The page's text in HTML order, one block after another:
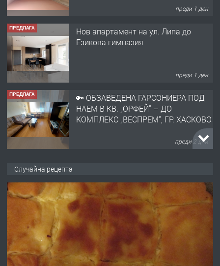
преди 1 ден
ПРЕДЛАГА
Нов апартамент на ул. Липа до
Езикова гимназия
преди 1 ден
ПРЕДЛАГА
🔑 ОБЗАВЕДЕНА ГАРСОНИЕРА ПОД
НАЕМ В КВ. „ОРФЕЙ“ – ДО
КОМПЛЕКС „ВЕСПРЕМ“, ГР. ХАСКОВО
преди 2 дни
АПАРТАМЕНТ В ЦЕНТЪРА НА ГР.
ХАСКОВО
преди 3 дни
ПРЕДЛАГА Давам гараж под наем
Случайна рецепта